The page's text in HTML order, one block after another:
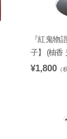
『紅鬼物
子】 (柚香
¥1,800 （